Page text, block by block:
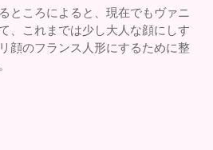
ところによると、現在でもヴァニ
、これまでは少し大人な顔にしす
顔のフランス人形にするために整